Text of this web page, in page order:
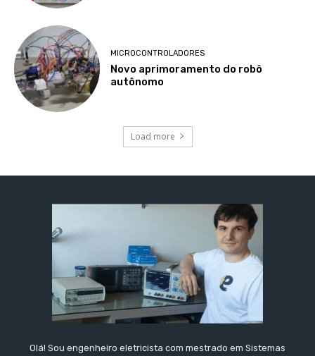
MICROCONTROLADORES
Novo aprimoramento do robô
autônomo
Load more
Olá! Sou engenheiro eletricista com mestrado em Sistemas